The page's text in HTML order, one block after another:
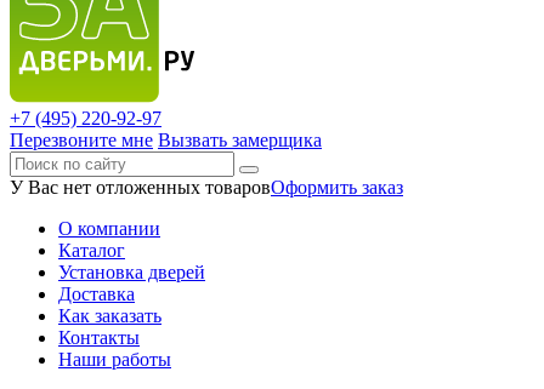
+7 (495) 220-92-97
Перезвоните мне Вызвать замерщика
У Вас нет отложенных товаровОформить заказ
О компании
Каталог
Установка дверей
Доставка
Как заказать
Контакты
Наши работы